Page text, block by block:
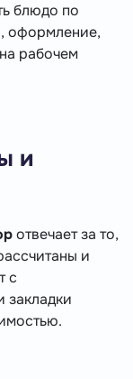
блюдо по
оформление,
рабочем
и
отвечает за то,
и
с
закладки